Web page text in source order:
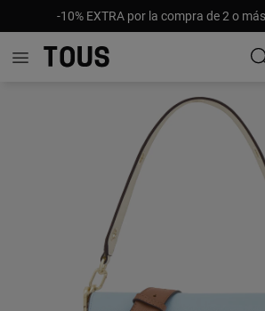
-10% EXTRA por la compra de 2 o